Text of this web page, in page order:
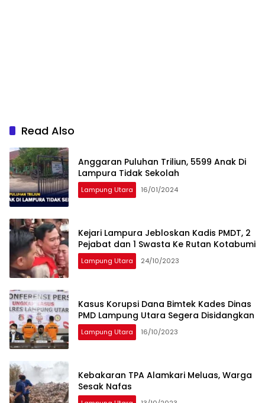
Read Also
Anggaran Puluhan Triliun, 5599 Anak Di
Lampura Tidak Sekolah
Lampung Utara 16/01/2024
Kejari Lampura Jebloskan Kadis PMDT, 2
Pejabat dan 1 Swasta Ke Rutan Kotabumi
Lampung Utara 24/10/2023
Kasus Korupsi Dana Bimtek Kades Dinas
PMD Lampung Utara Segera Disidangkan
Lampung Utara 16/10/2023
Kebakaran TPA Alamkari Meluas, Warga
Sesak Nafas